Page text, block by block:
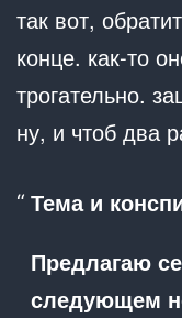
так вот,
конце. как-то
трогательно.
ну, и чтоб два
Тема и
Предлагаю
следующем